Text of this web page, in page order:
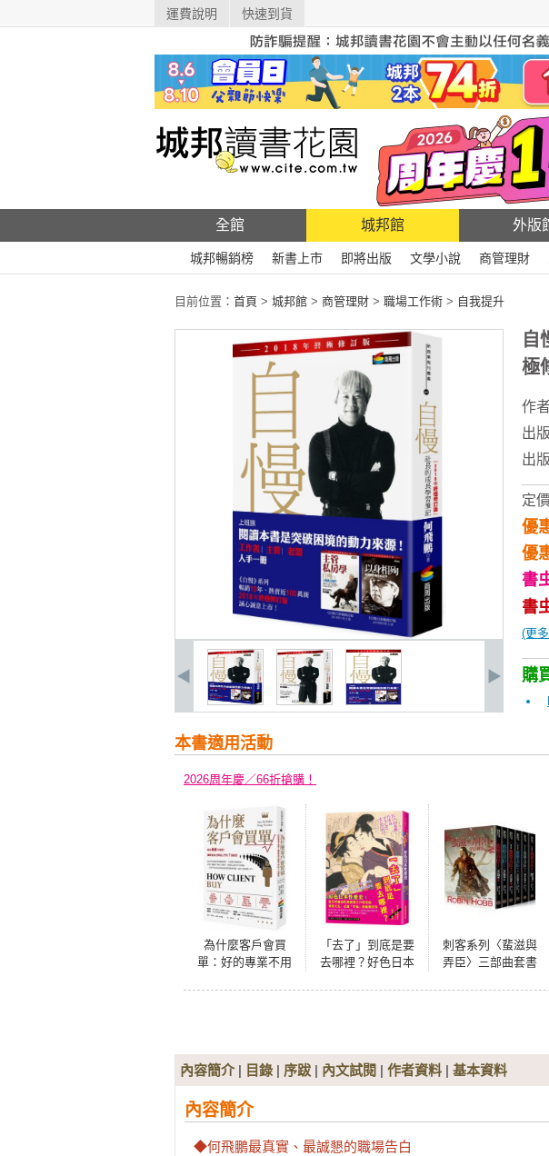
運費說明 快速到貨
全館 城邦館 外版
城邦暢銷榜 新書上市 即將出版 文學小說 商管理財
目前位置： 首頁 > 城邦館 > 商管理財 > 職場工作術 > 自我提升
自
極
作
出
出
定
優
優
書
書
(更
購
本書適用活動
2026周年慶／66折搶購！
為什麼客戶會買
單：好的專業不用
「去了」到底是要
去哪裡？好色日本
刺客系列〈蜚滋與
弄臣〉三部曲套書
內容簡介| 目錄 | 序跋 | 內文試閱 | 作者資料 | 基本資料
內容簡介
◆何飛鵬最真實、最誠懇的職場告白